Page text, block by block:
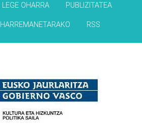
LEGE OHARRA PUBLIZITATEA
HARREMANETARAKO RSS